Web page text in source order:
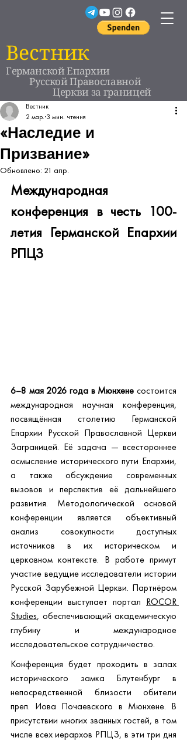
Вестник
Германской Епархии
Русской Православной
Церкви за границей
«Наследие и
Призвание»
Вестник
2 мар. 3 мин. чтения
Обновлено: 21 апр.
Международная
конференция в честь 100-
летия Германской Епархии
РПЦЗ
6–8 мая 2026 года в Мюнхене состоится
международная научная конференция,
посвящённая столетию Германской
Епархии Русской Православной Церкви
Заграницей. Её задача — всестороннее
осмысление исторического пути Епархии,
а также обсуждение современных
вызовов и перспектив её дальнейшего
развития. Методологической основой
конференции является объективный
анализ совокупности доступных
источников в их историческом и
церковном контексте. В работе примут
участие ведущие исследователи истории
Русской Зарубежной Церкви. Партнёром
конференции выступает портал ROCOR
Studies, обеспечивающий академическую
глубину и международное
исследовательское сотрудничество.
Конференция будет проходить в залах
исторического замка Блутенбург в
непосредственной близости обители
преп. Иова Почаевского в Мюнхене. В
присутствии многих званных гостей, в том
числе всех иерархов РПЦЗ, в эти три дня